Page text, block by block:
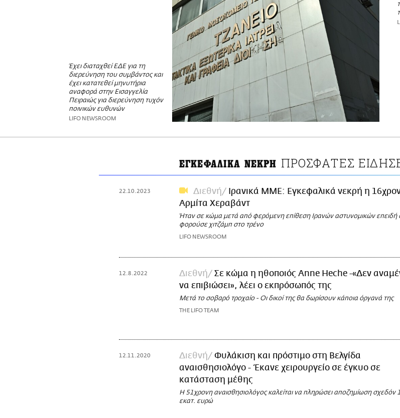
Έχει διαταχθεί ΕΔΕ για τη
διερεύνηση του συμβάντος και
έχει κατατεθεί μηνυτήρια
αναφορά στην Εισαγγελία
Πειραιώς για διερεύνηση τυχόν
ποινικών ευθυνών
LIFO NEWSROOM
ΕΓΚΕΦΑΛΙΚΑ ΝΕΚΡΗ ΠΡΟΣΦΑΤΕΣ
22.10.2023 Διεθνή
Ιρανικά ΜΜΕ: Εγκεφαλικά νεκρή η
Αρμίτα Χεραβάντ
Ήταν σε κώμα μετά από φερόμενη επίθεση Ιρανών αστυνομικών επειδή
φορούσε χιτζάμπ στο τρένο
LIFO NEWSROOM
12.8.2022 Διεθνή
Σε κώμα η ηθοποιός Anne Heche -«Δεν
να επιβιώσει», λέει ο εκπρόσωπός της
Μετά το σοβαρό τροχαίο - Οι δικοί της θα δωρίσουν κάποια όργανά της
THE LIFO TEAM
12.11.2020 Διεθνή
Φυλάκιση και πρόστιμο στη Βελγίδα
αναισθησιολόγο - Έκανε χειρουργείο σε έγκυο σε
κατάσταση μέθης
Η 51χρονη αναισθησιολόγος καλείται να πληρώσει αποζημίωση σχεδόν
εκατ. ευρώ